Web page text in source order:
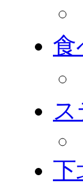
食
下